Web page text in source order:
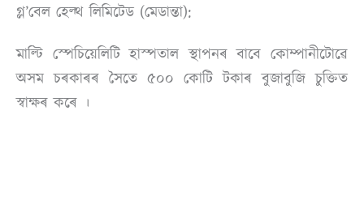
গ্ল’বেল হেল্থ লিমিটেড (মেডান্তা):
মাল্টি স্পেচিয়েলিটি হাস্পতাল স্থাপনৰ বাবে কোম্পানীটোৱে
অসম চৰকাৰৰ সৈতে ৫০০ কোটি টকাৰ বুজাবুজি চুক্তিত
স্বাক্ষৰ কৰে ।